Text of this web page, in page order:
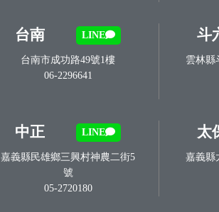
台南 LINE
台南市成功路49號1樓
06-2296641
斗
雲林縣
中正 LINE
嘉義縣民雄鄉三興村神農二街5
號
05-2720180
太
嘉義縣